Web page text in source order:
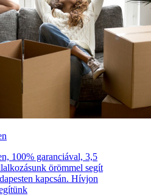
100% garanciával, 3,5
örömmel segít
kapcsán. Hívjon